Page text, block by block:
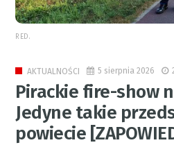
RED.
AKTUALNOŚCI 5 sierpnia 2026
Pirackie fire-show
Jedyne takie
powiecie